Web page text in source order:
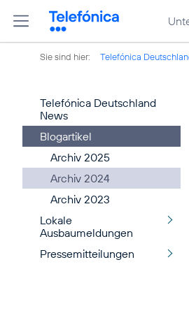
Sie sind hier: Telefónica
Telefónica Deutschland
News
Blogartikel
Archiv 2025
Archiv 2024
Archiv 2023
Lokale
Ausbaumeldungen
Pressemitteilungen